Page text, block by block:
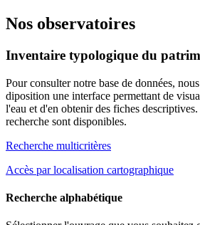
Nos observatoires
Inventaire typologique du
Pour consulter notre base de données,
diposition une interface permettant de
l'eau et d'en obtenir des fiches
recherche sont disponibles.
Recherche multicritères
Accès par localisation cartographique
Recherche alphabétique